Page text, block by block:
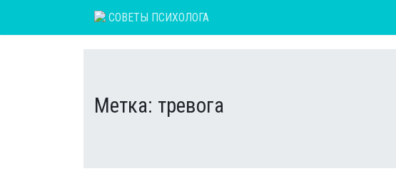
СОВЕТЫ ПСИХОЛОГА
Метка: тревога